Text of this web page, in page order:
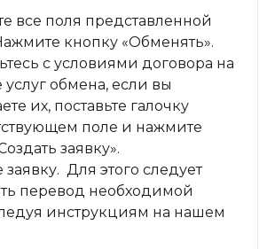
все поля представленной
кнопку «Обменять».
с условиями договора на
услуг обмена, если вы
их, поставьте галочку
поле и нажмите
заявку».
заявку. Для этого следует
перевод необходимой
инструкциям на нашем